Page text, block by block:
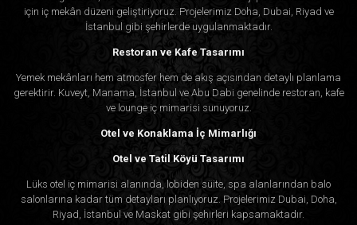
için iç mekân düzeni geliştiriyoruz. Projelerimiz Doha, Dubai, Riyad ve
İstanbul gibi şehirlerde uygulanmaktadır.
Restoran ve Kafe Tasarımı
Yemek mekânları hem atmosfer hem de akış açısından detaylı planlama
gerektirir. Kuveyt, Manama, İstanbul ve Abu Dabi genelinde restoran, kafe
ve lounge iç mimarisi sunuyoruz.
Otel ve Konaklama İç Mimarlığı
Otel ve Tatil Köyü Tasarımı
Lüks otel iç mimarisi alanında, lobiden süite, spa alanlarından balo
salonlarına kadar tüm detayları planlıyoruz. Projelerimiz Dubai, Doha,
Riyad, İstanbul ve Maskat gibi şehirleri kapsamaktadır.